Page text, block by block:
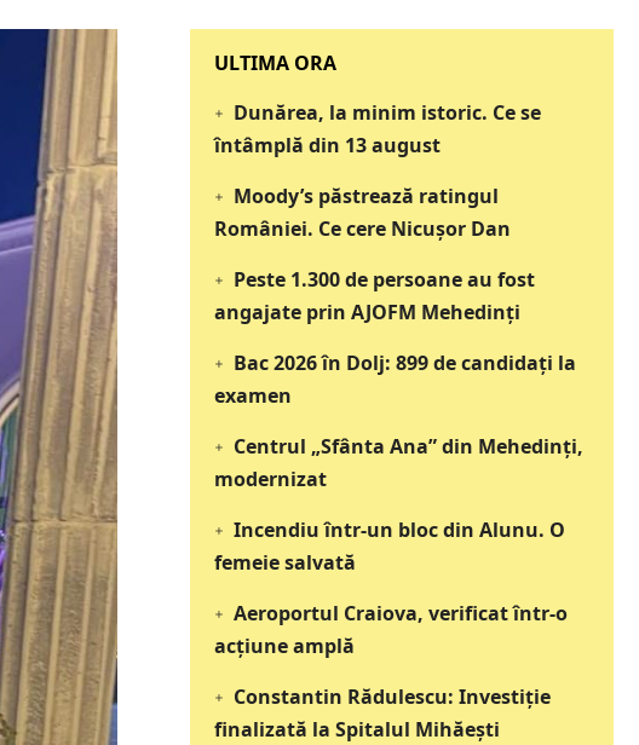
‎‎‎‎‎‎‎ULTIMA ORA
Dunărea, la minim istoric. Ce se
întâmplă din 13 august
Moody’s păstrează ratingul
României. Ce cere Nicușor Dan
Peste 1.300 de persoane au fost
angajate prin AJOFM Mehedinți
Bac 2026 în Dolj: 899 de candidați la
examen
Centrul „Sfânta Ana” din Mehedinți,
modernizat
Incendiu într-un bloc din Alunu. O
femeie salvată
Aeroportul Craiova, verificat într-o
acțiune amplă
Constantin Rădulescu: Investiție
finalizată la Spitalul Mihăești